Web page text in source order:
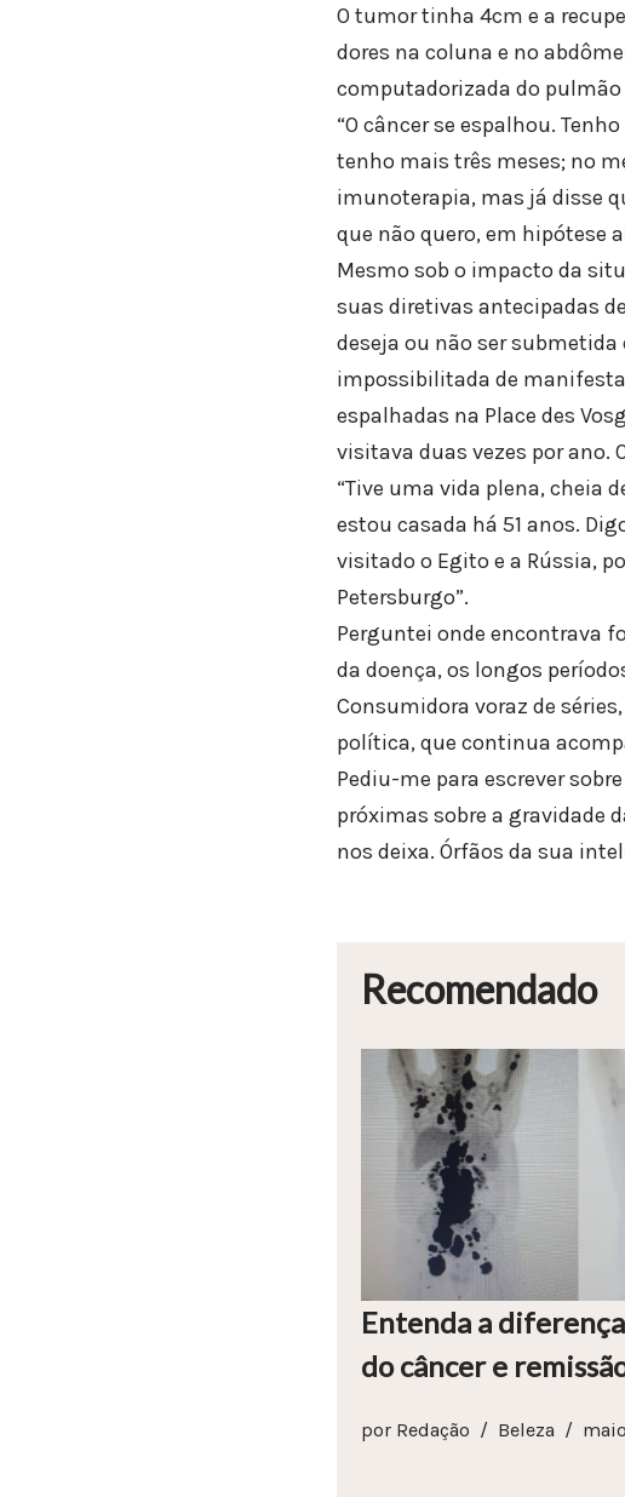
O tumor tinha 4cm e a
dores na coluna e no
computadorizada do
“O câncer se espalhou.
tenho mais três meses; no
imunoterapia, mas já disse
que não quero, em hipótese
Mesmo sob o impacto da
suas diretivas antecipadas
deseja ou não ser
impossibilitada de
espalhadas na Place des
visitava duas vezes por ano.
“Tive uma vida plena, cheia
estou casada há 51 anos.
visitado o Egito e a Rússia,
Petersburgo”.
Perguntei onde encontrava
da doença, os longos
Consumidora voraz de
política, que continua
Pediu-me para escrever
próximas sobre a gravidade
nos deixa. Órfãos da sua
Recomendado
Entenda a
do câncer e
por Redação Beleza